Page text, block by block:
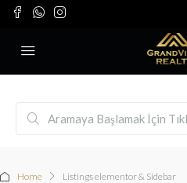
Home Listings elementor & Sidebar